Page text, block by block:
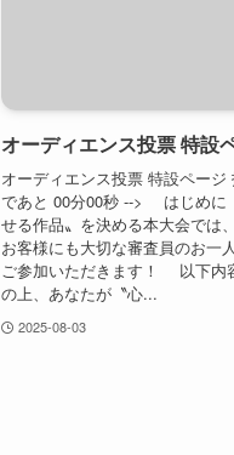
オーディエンス投票 特設
オーディエンス投票 特設ページ
であと 00分00秒 --> はじめに
せる作品〟を決める本大会では
お客様にも大切な審査員のお一
ご参加いただきます！ 以下内
の上、あなたが〝心...
2025-08-03